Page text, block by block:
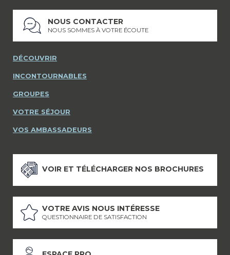
NOUS CONTACTER
NOUS SOMMES À VOTRE ÉCOUTE
DÉCOUVRIR
INCONTOURNABLES
GROUPES
VOTRE SÉJOUR
VOS AMBASSADEURS
VOIR ET TÉLÉCHARGER NOS BROCHURES
VOTRE AVIS NOUS INTÉRESSE
QUESTIONNAIRE DE SATISFACTION